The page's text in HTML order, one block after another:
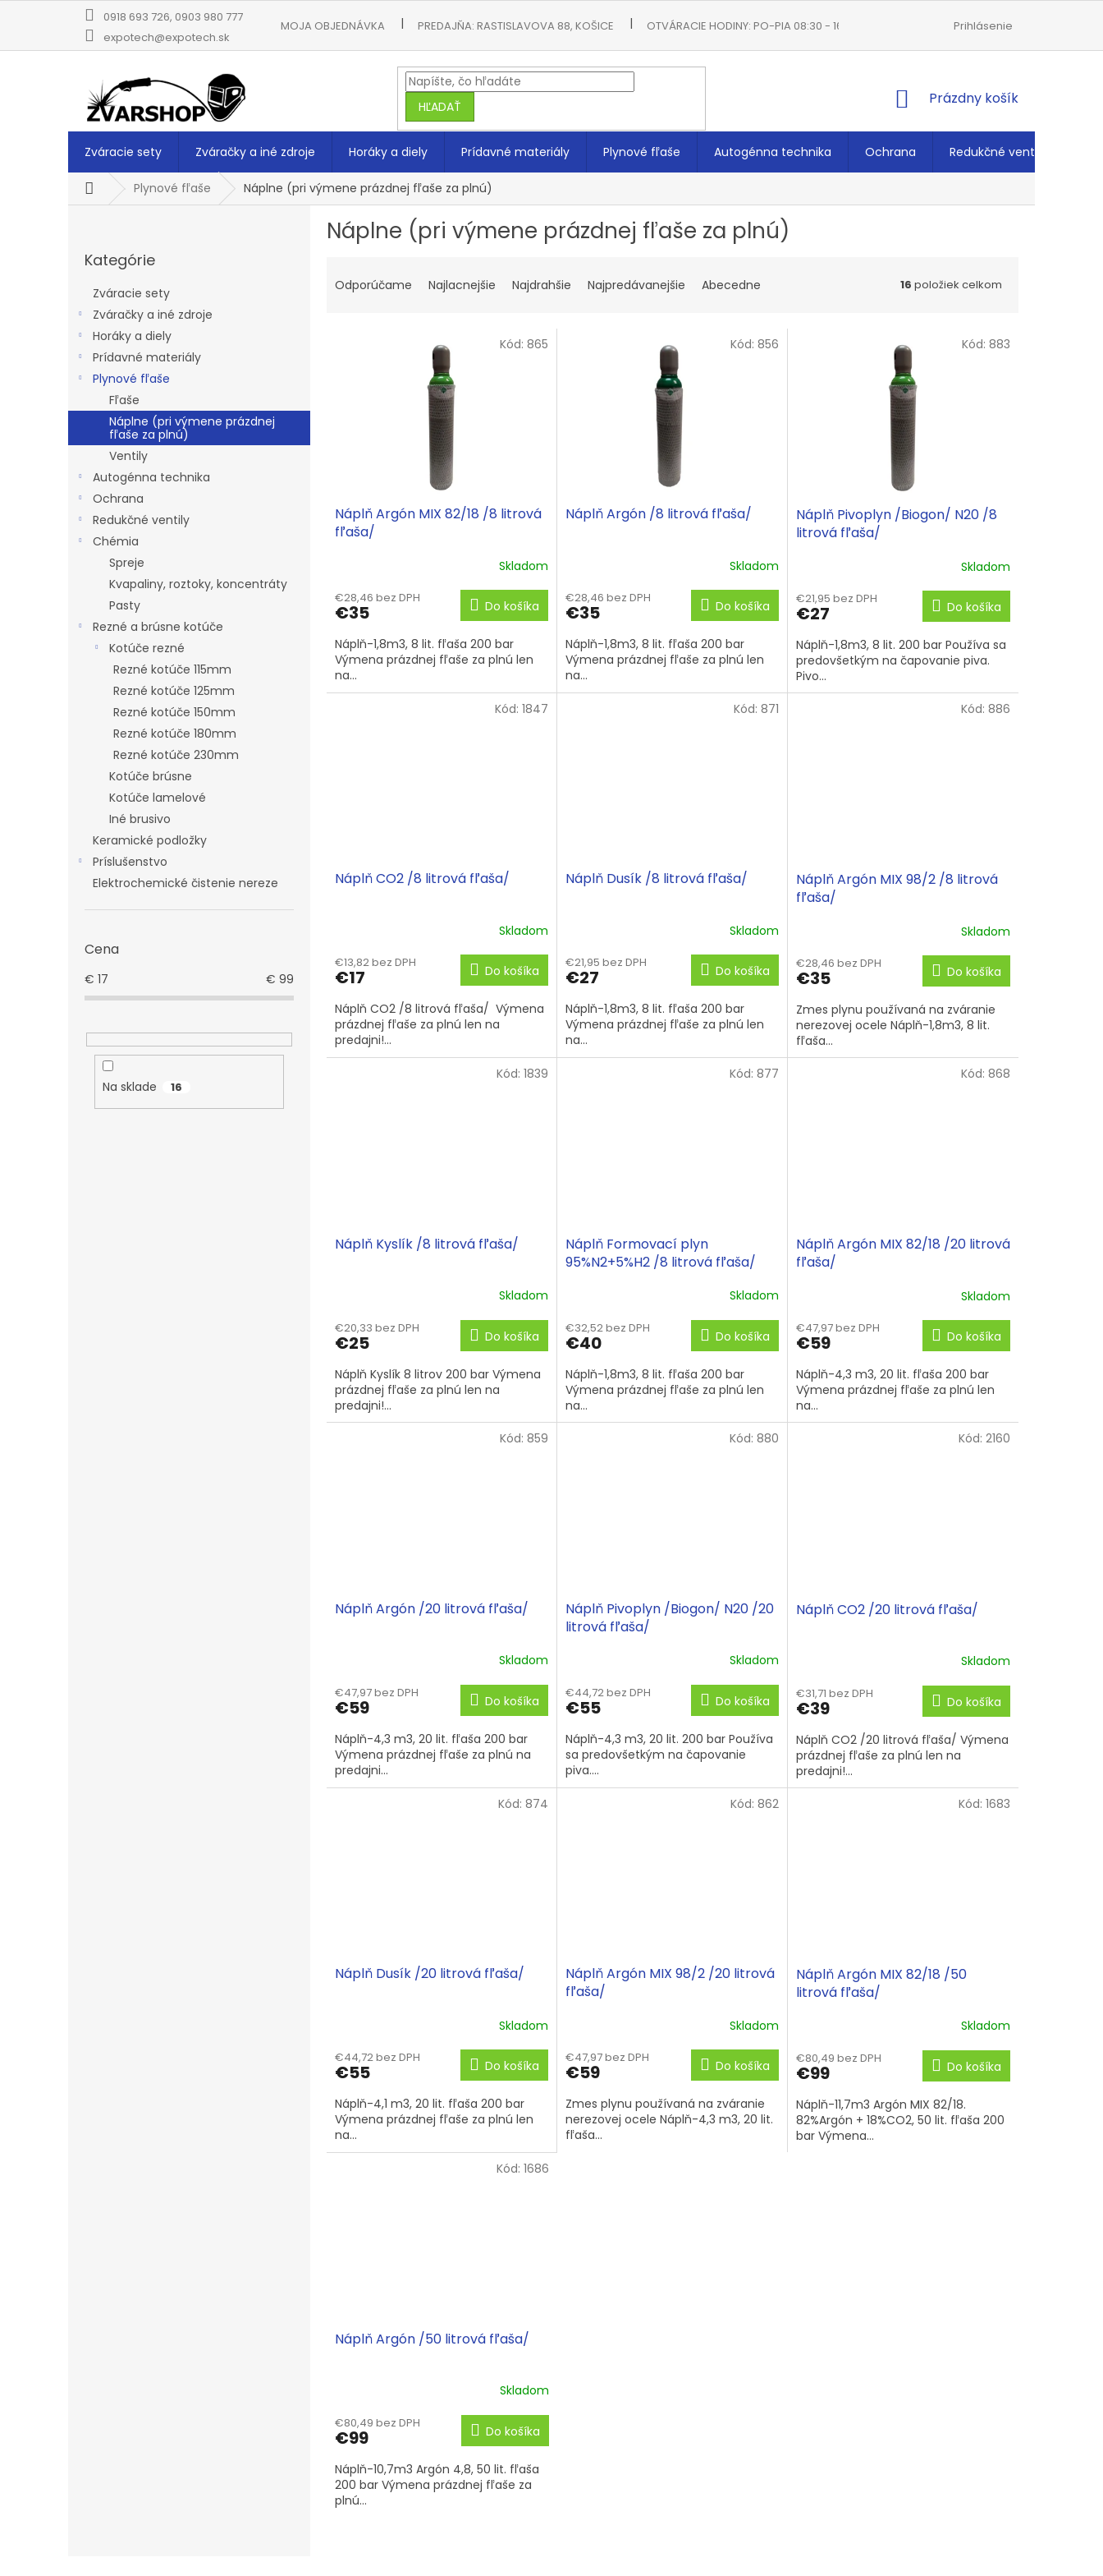
0918 693 726, 0903 980 777
expotech@expotech.sk
MOJA OBJEDNÁVKA PREDAJŇA: RASTISLAVOVA 88, KOŠICE OTVÁRACIE HODINY: PO-PIA 08:30 - 16:00 VŠEOBECNÉ OBCHODNÉ PODMIENKY
Prihlásenie
HĽADAŤ
NÁKUPNÝ
Prázdny košík
Zváracie sety Zváračky a iné zdroje Horáky a diely Prídavné materiály Plynové fľaše Autogénna technika Ochrana Redukčné ventily
DomovPlynové fľaše Náplne (pri výmene prázdnej fľaše za plnú)
kategórie
Kategórie
Zváracie sety
Zváračky a iné zdroje
Horáky a diely
Prídavné materiály
Plynové fľaše
Fľaše
Náplne (pri výmene prázdnej
fľaše za plnú)
Ventily
Autogénna technika
Ochrana
Redukčné ventily
Chémia
Spreje
Kvapaliny, roztoky, koncentráty
Pasty
Rezné a brúsne kotúče
Kotúče rezné
Rezné kotúče 115mm
Rezné kotúče 125mm
Rezné kotúče 150mm
Rezné kotúče 180mm
Rezné kotúče 230mm
Kotúče brúsne
Kotúče lamelové
Iné brusivo
Keramické podložky
Príslušenstvo
Elektrochemické čistenie nereze
Cena
€ 17 € 99
Na sklade 16
Náplne (pri výmene prázdnej fľaše za plnú)
a
o
Odporúčame Najlacnejšie Najdrahšie Najpredávanejšie Abecedne 16 položiek celkom
Náplň Argón MIX 82/18 /8 litrová
fľaša/
Skladom
€28,46 bez DPH
€35 Do košíka
Náplň-1,8m3, 8 lit. fľaša 200 bar
Výmena prázdnej fľaše za plnú len
na...
Kód: 865
Náplň Argón /8 litrová fľaša/
Skladom
€28,46 bez DPH
€35 Do košíka
Náplň-1,8m3, 8 lit. fľaša 200 bar
Výmena prázdnej fľaše za plnú len
na...
Kód: 856
Náplň Pivoplyn /Biogon/ N20 /8
litrová fľaša/
Skladom
€21,95 bez DPH
€27 Do košíka
Náplň-1,8m3, 8 lit. 200 bar Používa sa
predovšetkým na čapovanie piva.
Pivo...
Kód: 883
Náplň CO2 /8 litrová fľaša/
Skladom
€13,82 bez DPH
€17 Do košíka
Náplň CO2 /8 litrová fľaša/ Výmena
prázdnej fľaše za plnú len na
predajni!...
Kód: 1847
Náplň Dusík /8 litrová fľaša/
Skladom
€21,95 bez DPH
€27 Do košíka
Náplň-1,8m3, 8 lit. fľaša 200 bar
Výmena prázdnej fľaše za plnú len
na...
Kód: 871
Náplň Argón MIX 98/2 /8 litrová
fľaša/
Skladom
€28,46 bez DPH
€35 Do košíka
Zmes plynu používaná na zváranie
nerezovej ocele Náplň-1,8m3, 8 lit.
fľaša...
Kód: 886
Náplň Kyslík /8 litrová fľaša/
Skladom
€20,33 bez DPH
€25 Do košíka
Náplň Kyslík 8 litrov 200 bar Výmena
prázdnej fľaše za plnú len na
predajni!...
Kód: 1839
Náplň Formovací plyn
95%N2+5%H2 /8 litrová fľaša/
Skladom
€32,52 bez DPH
€40 Do košíka
Náplň-1,8m3, 8 lit. fľaša 200 bar
Výmena prázdnej fľaše za plnú len
na...
Kód: 877
Náplň Argón MIX 82/18 /20 litrová
fľaša/
Skladom
€47,97 bez DPH
€59 Do košíka
Náplň-4,3 m3, 20 lit. fľaša 200 bar
Výmena prázdnej fľaše za plnú len
na...
Kód: 868
Náplň Argón /20 litrová fľaša/
Skladom
€47,97 bez DPH
€59 Do košíka
Náplň-4,3 m3, 20 lit. fľaša 200 bar
Výmena prázdnej fľaše za plnú na
predajni...
Kód: 859
Náplň Pivoplyn /Biogon/ N20 /20
litrová fľaša/
Skladom
€44,72 bez DPH
€55 Do košíka
Náplň-4,3 m3, 20 lit. 200 bar Používa
sa predovšetkým na čapovanie
piva....
Kód: 880
Náplň CO2 /20 litrová fľaša/
Skladom
€31,71 bez DPH
€39 Do košíka
Náplň CO2 /20 litrová fľaša/ Výmena
prázdnej fľaše za plnú len na
predajni!...
Kód: 2160
Náplň Dusík /20 litrová fľaša/
Skladom
€44,72 bez DPH
€55 Do košíka
Náplň-4,1 m3, 20 lit. fľaša 200 bar
Výmena prázdnej fľaše za plnú len
na...
Kód: 874
Náplň Argón MIX 98/2 /20 litrová
fľaša/
Skladom
€47,97 bez DPH
€59 Do košíka
Zmes plynu používaná na zváranie
nerezovej ocele Náplň-4,3 m3, 20 lit.
fľaša...
Kód: 862
Náplň Argón MIX 82/18 /50
litrová fľaša/
Skladom
€80,49 bez DPH
€99 Do košíka
Náplň-11,7m3 Argón MIX 82/18.
82%Argón + 18%CO2, 50 lit. fľaša 200
bar Výmena...
Kód: 1683
Náplň Argón /50 litrová fľaša/
Skladom
€80,49 bez DPH
€99 Do košíka
Náplň-10,7m3 Argón 4,8, 50 lit. fľaša
200 bar Výmena prázdnej fľaše za
plnú...
Kód: 1686